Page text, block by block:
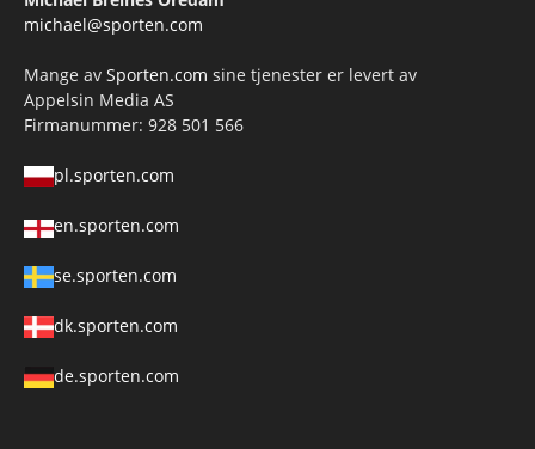
michael@sporten.com
Mange av Sporten.com sine tjenester er levert av
Appelsin Media AS
Firmanummer: 928 501 566
pl.sporten.com
en.sporten.com
se.sporten.com
dk.sporten.com
de.sporten.com